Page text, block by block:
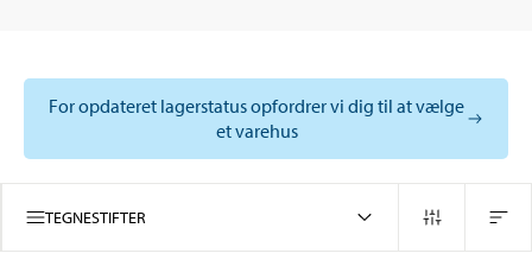
For opdateret lagerstatus opfordrer vi dig til at vælge
et varehus
TEGNESTIFTER